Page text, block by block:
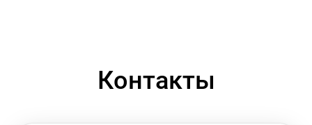
Контакты